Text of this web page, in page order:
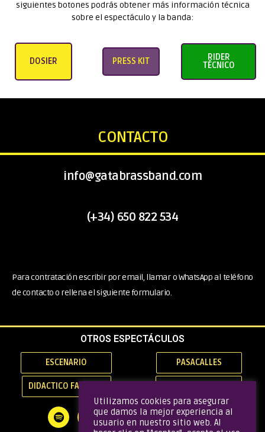
siguientes botones podrás obtener más información técnica
sobre el espectáculo y la banda:
DOSIER PRESS KIT
RIDER
TÉCNICO
CONTACTO
info@gatabrassband.com
(+34) 650 822 534
Para contratación escribir por email, llamar o WhatsApp al teléfono
de contacto o rellena el siguiente formulario.
OTROS ESPECTÁCULOS
ESCENARIO PASACALLES
DIDACTICO FAMILIAR
Utilizamos cookies para asegurar
que damos la mejor experiencia al
usuario en nuestro sitio web. Al